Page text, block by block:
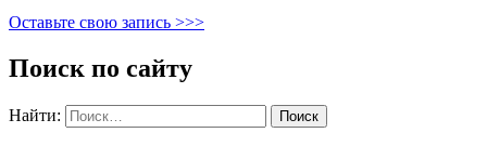
Оставьте свою запись >>>
Поиск по сайту
Найти: